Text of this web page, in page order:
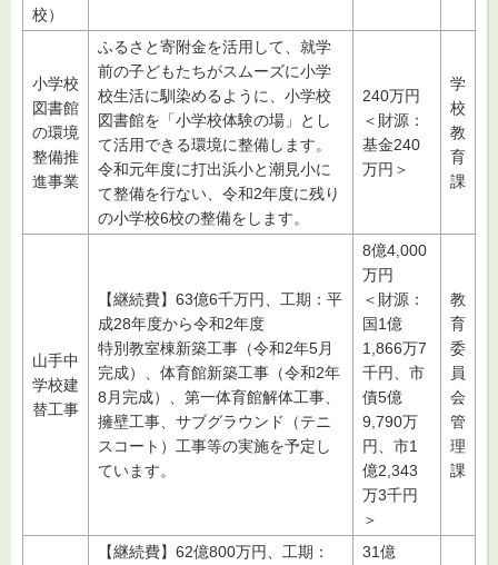
校）
小学校
図書館
の環境
整備推
進事業
ふるさと寄附金を活用して、就学
前の子どもたちがスムーズに小学
校生活に馴染めるように、小学校
図書館を「小学校体験の場」とし
て活用できる環境に整備します。
令和元年度に打出浜小と潮見小に
て整備を行ない、令和2年度に残り
の小学校6校の整備をします。
240万円
＜財源：
基金240
万円＞
学
校
教
育
課
山手中
学校建
替工事
【継続費】63億6千万円、工期：平
成28年度から令和2年度
特別教室棟新築工事（令和2年5月
完成）、体育館新築工事（令和2年
8月完成）、第一体育館解体工事、
擁壁工事、サブグラウンド（テニ
スコート）工事等の実施を予定し
ています。
8億4,000
万円
＜財源：
国1億
1,866万7
千円、市
債5億
9,790万
円、市1
億2,343
万3千円
＞
教
育
委
員
会
管
理
課
【継続費】62億800万円、工期：
31億